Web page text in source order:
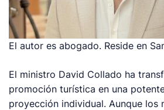
El autor es abogado. Reside en
El ministro David Collado ha
promoción turística en una
proyección individual. Aunque los